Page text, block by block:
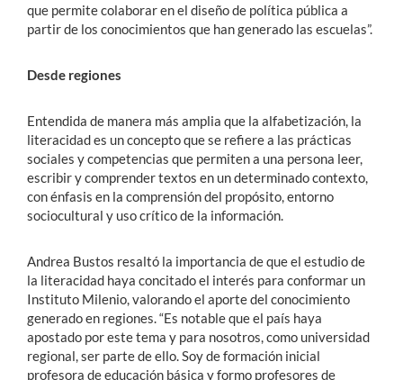
que permite colaborar en el diseño de política pública a
partir de los conocimientos que han generado las escuelas”.
Desde regiones
Entendida de manera más amplia que la alfabetización, la
literacidad es un concepto que se refiere a las prácticas
sociales y competencias que permiten a una persona leer,
escribir y comprender textos en un determinado contexto,
con énfasis en la comprensión del propósito, entorno
sociocultural y uso crítico de la información.
Andrea Bustos resaltó la importancia de que el estudio de
la literacidad haya concitado el interés para conformar un
Instituto Milenio, valorando el aporte del conocimiento
generado en regiones. “Es notable que el país haya
apostado por este tema y para nosotros, como universidad
regional, ser parte de ello. Soy de formación inicial
profesora de educación básica y formo profesores de